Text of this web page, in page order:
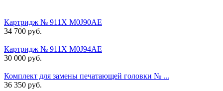
Картридж № 911X M0J90AE
34 700 руб.
Картридж № 911X M0J94AE
30 000 руб.
Комплект для замены печатающей головки № ...
36 350 руб.